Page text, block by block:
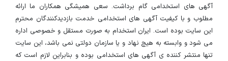
آگهی های استخدامی گام برداشت. سعی همیشگی همکاران ما ارائه
مطلوب و با کیفیت آگهی های استخدامی خدمت بازدیدکنندگان محترم
این سایت بوده است. ایران استخدام به صورت مستقل و خصوصی اداره
می شود و وابسته به هیچ نهاد و یا سازمان دولتی نمی باشد، این سایت
تنها منتشر کننده ی آگهی های استخدامی بوده و بنابراین لازم است که